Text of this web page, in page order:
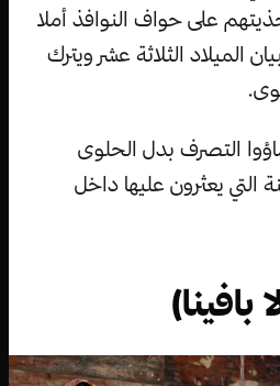
على حواف النوافذ أملا
الميلاد الثلاثة عشر ويترك
التصرف بدل الحلوى
التي يعثرون عليها داخل